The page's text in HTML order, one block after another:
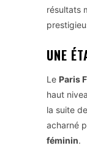
résultats
UNE
Le Paris
haut
la suite
acharné
féminin.